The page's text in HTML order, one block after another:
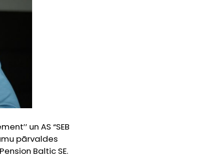
un AS “SEB
pārvaldes
Baltic SE.